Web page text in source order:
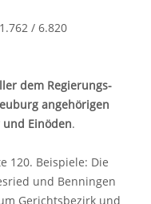
/ 6.820
dem Regierungs-
angehörigen
und Einöden.
120. Beispiele: Die
und Benningen
Gerichtsbezirk und